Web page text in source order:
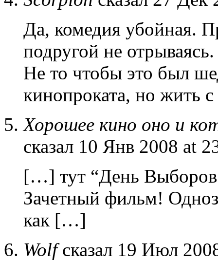
Да, комедия убойная.
подругой не
Не то чтобы это был
кинопроката, но жить
Хорошее кино оно и
сказал 10 Янв 2008 at
[…] тут “День
Зачетный фильм!
как […]
Wolfсказал 19 Июл